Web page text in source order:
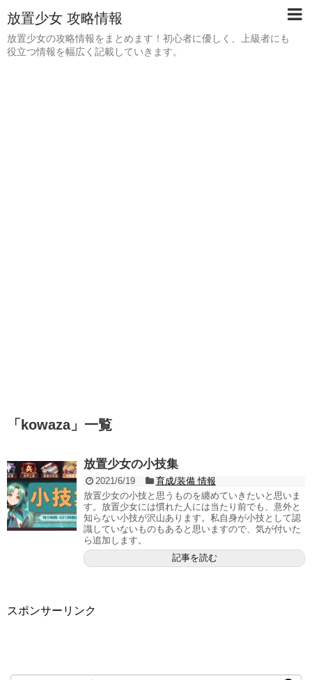
放置少女 攻略情報
放置少女の攻略情報をまとめます！初心者に優しく、上級者にも
役立つ情報を幅広く記載していきます。
「 kowaza」 一覧
放置少女の小技集
2021/6/19
育成/装備 情報
放置少女の小技と思うものを纏めていきたいと思いま
す。放置少女には慣れた人には当たり前でも、意外と
知らない小技が沢山あります。私自身が小技として認
識していないものもあると思いますので、気が付いた
ら追加します。
記事を読む
スポンサーリンク